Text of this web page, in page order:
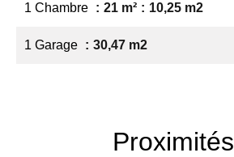
1 Chambre 21 m² 10,25 m2
1 Garage 30,47 m2
Proximités